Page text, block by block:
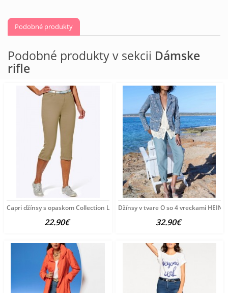
Podobné produkty
Podobné produkty v sekcii Dámske
rifle
Capri džínsy s opaskom Collection L, pieskové
22.90€
Džínsy v tvare O so 4 vreckami
32.90€